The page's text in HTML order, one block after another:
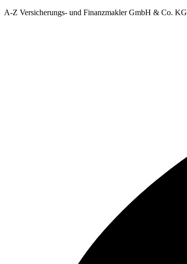
A-Z Versicherungs- und Finanzmakler GmbH & Co. KG